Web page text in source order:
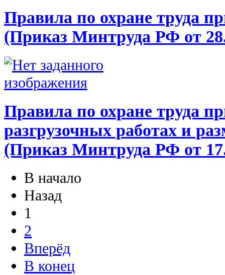
Правила по охране труда
(Приказ Минтруда РФ от
Правила по охране труда
разгрузочных работах и
(Приказ Минтруда РФ от
В начало
Назад
1
2
Вперёд
В конец